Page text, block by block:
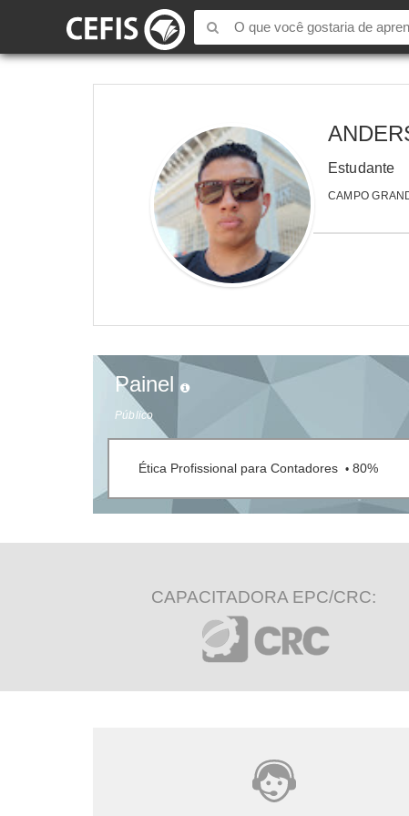
Estudante
CAMPO
Painel
Público
Ética Profissional para Contadores • 80%
CAPACITADORA EPC/CRC: